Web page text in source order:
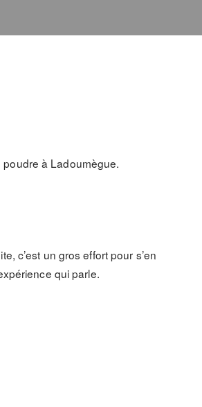
à Ladoumègue.
c’est un gros effort pour s’en
qui parle.